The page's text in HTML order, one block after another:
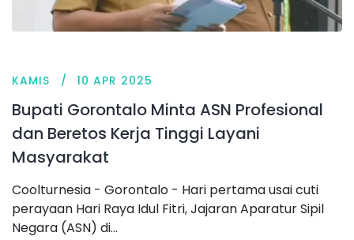
KAMIS 10 APR 2025
Bupati Gorontalo Minta ASN Profesional
dan Beretos Kerja Tinggi Layani
Masyarakat
Coolturnesia - Gorontalo - Hari pertama usai cuti
perayaan Hari Raya Idul Fitri, Jajaran Aparatur Sipil
Negara (ASN) di...